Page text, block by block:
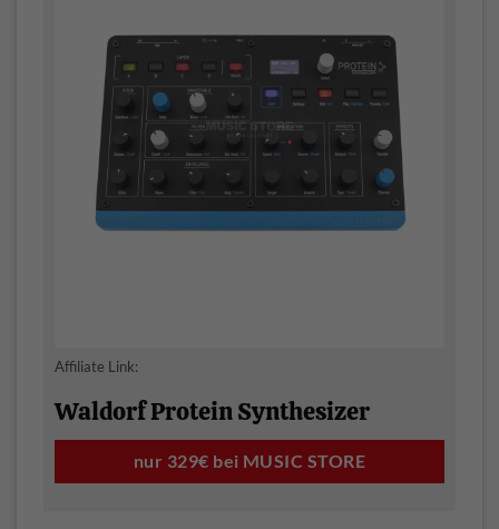
Affiliate Link:
Waldorf Protein Synthesizer
nur 329€ bei MUSIC STORE